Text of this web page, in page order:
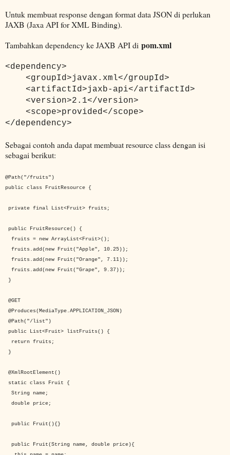
Untuk membuat response dengan format data JSON di perlukan
JAXB (Jaxa API for XML Binding).
Tambahkan dependency ke JAXB API di pom.xml
<dependency>
<groupId>javax.xml</groupId>
<artifactId>jaxb-api</artifactId>
<version>2.1</version>
<scope>provided</scope>
</dependency>
Sebagai contoh anda dapat membuat resource class dengan isi
sebagai berikut:
@Path("/fruits")
public class FruitResource {
private final List<Fruit> fruits;
public FruitResource() {
fruits = new ArrayList<Fruit>();
fruits.add(new Fruit("Apple", 10.25));
fruits.add(new Fruit("Orange", 7.11));
fruits.add(new Fruit("Grape", 9.37));
}
@GET
@Produces(MediaType.APPLICATION_JSON)
@Path("/list")
public List<Fruit> listFruits() {
return fruits;
}
@XmlRootElement()
static class Fruit {
String name;
double price;
public Fruit(){}
public Fruit(String name, double price){